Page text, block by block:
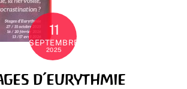
11
SEPTEMBRE
2025
d’eurythmie